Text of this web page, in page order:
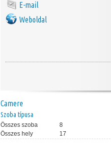
E-mail
Weboldal
Camere
Szoba típusa
Összes szoba
8
Összes hely
17